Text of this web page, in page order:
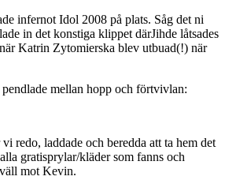
infernot Idol 2008 på plats. Såg det ni
in det konstiga klippet därJihde låtsades
Katrin Zytomierska blev utbuad(!) när
mellan hopp och förtvivlan:
redo, laddade och beredda att ta hem det
gratisprylar/kläder som fanns och
mot Kevin.